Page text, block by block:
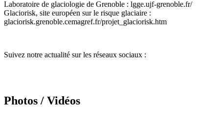
Laboratoire de glaciologie de Grenoble : lgge.ujf-grenoble.fr/
Glaciorisk, site européen sur le risque glaciaire :
glaciorisk.grenoble.cemagref.fr/projet_glaciorisk.htm
Suivez notre actualité sur les réseaux sociaux :
Photos / Vidéos